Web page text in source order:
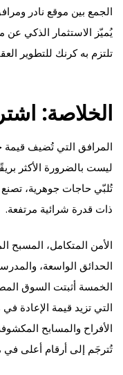
الجمع بين موقع نادر
يُميّز الاستثمار الذكي عن
تلتزم به كرنك للتطوير
الخلاصة:
المرافق التي تُضيف قيمة
ليست بالضرورة الأكثر
تُلبّي حاجات جوهرية،
ذات قدرة شرائية مرتفعة.
الأمن المتكامل، المسبح
الحدائق الواسعة،
الخمسة أثبتت السوق
التي تزيد قيمة الإعادة
الأفراح والمسابح
تُترجَم إلى أرقام أعلى في